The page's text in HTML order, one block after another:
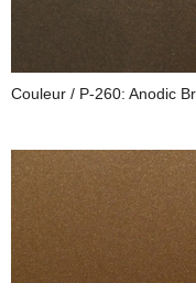
Couleur / P-260: Anodic